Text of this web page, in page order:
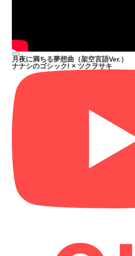
月夜に満ちる夢想曲（架空言語Ver.）
ナナシのゴシック! × ツクヲサキ